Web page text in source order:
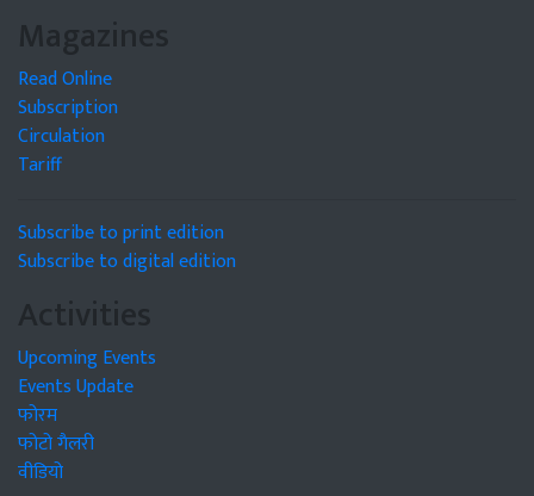
Magazines
Read Online
Subscription
Circulation
Tariff
Subscribe to print edition
Subscribe to digital edition
Activities
Upcoming Events
Events Update
फोरम
फोटो गैलरी
वीडियो